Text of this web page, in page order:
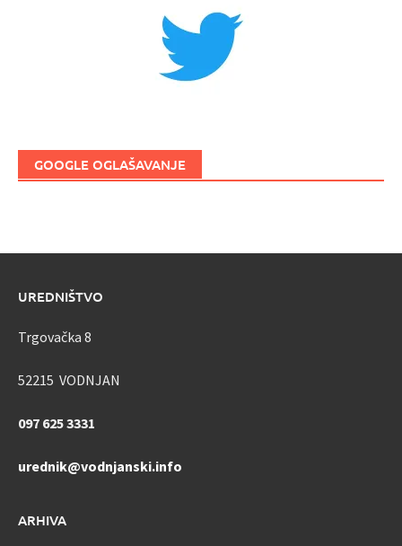
GOOGLE OGLAŠAVANJE
UREDNIŠTVO
Trgovačka 8
52215 VODNJAN
097 625 3331
urednik@vodnjanski.info
ARHIVA